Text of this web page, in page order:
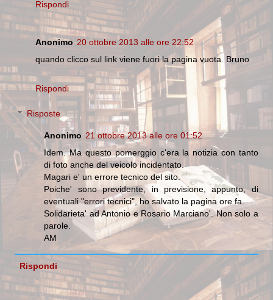
Rispondi
Anonimo 20 ottobre 2013 alle ore 22:52
quando clicco sul link viene fuori la pagina vuota. Bruno
Rispondi
Risposte
Anonimo 21 ottobre 2013 alle ore 01:52
Idem. Ma questo pomerggio c'era la notizia con tanto
di foto anche del veicolo incidentato.
Magari e' un errore tecnico del sito.
Poiche' sono previdente, in previsione, appunto, di
eventuali "errori tecnici", ho salvato la pagina ore fa.
Solidarieta' ad Antonio e Rosario Marciano'. Non solo a
parole.
AM
Rispondi